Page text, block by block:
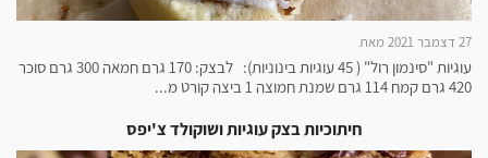
27 דצמבר 2021 מאת
עוגיות "סינמון רול" ( 45 עוגיות בינוניות): לבצק: 170 גרם חמאה 300 גרם סוכר
420 גרם קמח 114 גרם שמנת חמוצה 1 ביצה קורט מ...
חיתוכיות בצק עוגיות ושוקולד צ'יפס